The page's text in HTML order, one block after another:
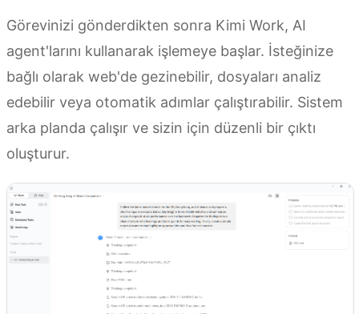
Görevinizi gönderdikten sonra Kimi Work, AI
agent'larını kullanarak işlemeye başlar. İsteğinize
bağlı olarak web'de gezinebilir, dosyaları analiz
edebilir veya otomatik adımlar çalıştırabilir. Sistem
arka planda çalışır ve sizin için düzenli bir çıktı
oluşturur.